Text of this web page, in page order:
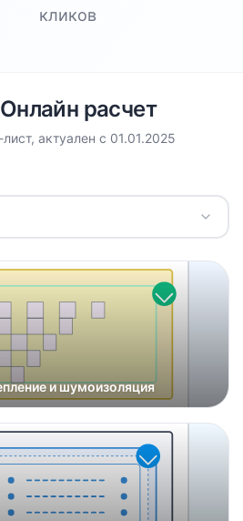
кликов
Онлайн расчет
актуален с 01.01.2025
и шумоизоляция